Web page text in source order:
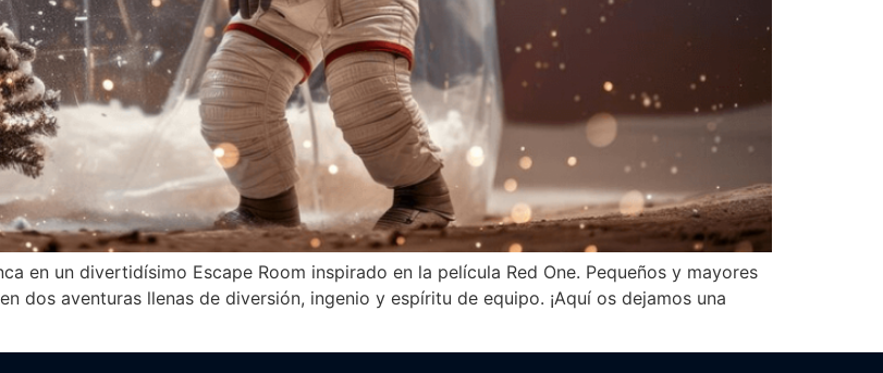
en un divertidísimo Escape Room inspirado en la película Red One. Pequeños y mayores
en dos aventuras llenas de diversión, ingenio y espíritu de equipo. ¡Aquí os dejamos una